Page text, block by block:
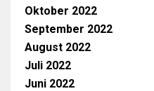
Oktober 2022
September 2022
August 2022
Juli 2022
Juni 2022